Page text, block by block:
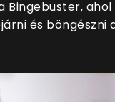
Bingebuster, ahol
és böngészni